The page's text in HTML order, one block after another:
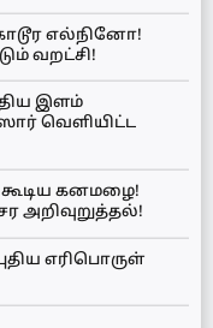
எல்நினோ!
வறட்சி!
இளம்
வெளியிட்ட
கனமழை!
அறிவுறுத்தல்!
எரிபொருள்